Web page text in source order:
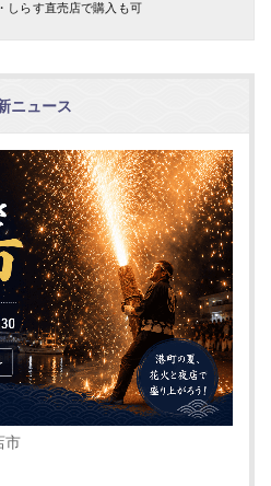
しらす直売店で購入も可
ニュース
市